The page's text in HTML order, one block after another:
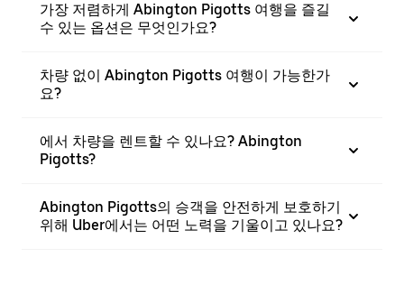
가장 저렴하게 Abington Pigotts 여행을 즐길
수 있는 옵션은 무엇인가요?
차량 없이 Abington Pigotts 여행이 가능한가
요?
에서 차량을 렌트할 수 있나요? Abington
Pigotts?
Abington Pigotts의 승객을 안전하게 보호하기
위해 Uber에서는 어떤 노력을 기울이고 있나요?